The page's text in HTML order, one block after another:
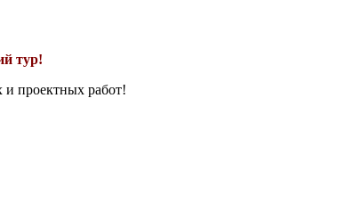
тур!
и проектных работ!